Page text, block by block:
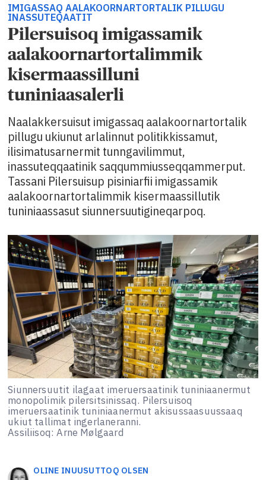
IMIGASSAQ AALAKOORNARTORTALIK PILLUGU
INASSUTEQAATIT
Pilersuisoq imigassamik
aalakoornartortalimmik
kisermaassilluni
tuniniaasalerli
Naalakkersuisut imigassaq aalakoornartortalik
pillugu ukiunut arlalinnut politikkissamut,
ilisimatusarnermit tunngavilimmut,
inassuteqqaatinik saqqummiusseqqammerput.
Tassani Pilersuisup pisiniarfii imigassamik
aalakoornartortalimmik kisermaassillutik
tuniniaassasut siunnersuutigineqarpoq.
Siunnersuutit ilagaat imeruersaatinik tuniniaanermut
monopolimik pilersitsinissaq. Pilersuisoq
imeruersaatinik tuniniaanermut akisussaasuussaaq
ukiut tallimat ingerlaneranni.
Assiliisoq: Arne Mølgaard
OLINE INUUSUTTOQ OLSEN